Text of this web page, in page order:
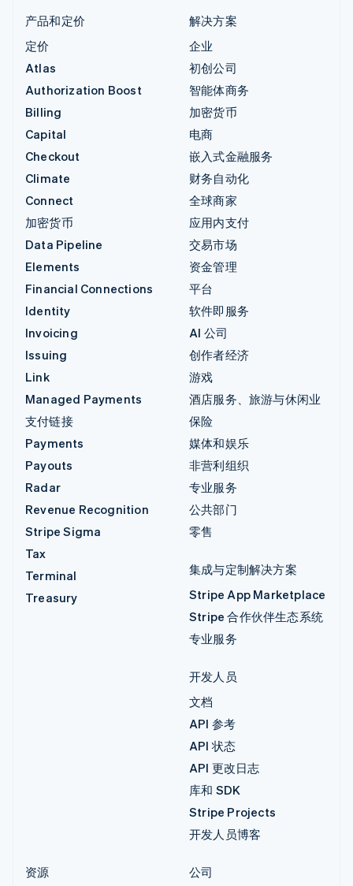
产品和定价
定价
Atlas
Authorization Boost
Billing
Capital
Checkout
Climate
Connect
加密货币
Data Pipeline
Elements
Financial Connections
Identity
Invoicing
Issuing
Link
Managed Payments
支付链接
Payments
Payouts
Radar
Revenue Recognition
Stripe Sigma
Tax
Terminal
Treasury
解决方案
企业
初创公司
智能体商务
加密货币
电商
嵌入式金融服务
财务自动化
全球商家
应用内支付
交易市场
资金管理
平台
软件即服务
AI 公司
创作者经济
游戏
酒店服务、旅游与休闲业
保险
媒体和娱乐
非营利组织
专业服务
公共部门
零售
集成与定制解决方案
Stripe App Marketplace
Stripe 合作伙伴生态系统
专业服务
开发人员
文档
API 参考
API 状态
API 更改日志
库和 SDK
Stripe Projects
开发人员博客
资源
公司